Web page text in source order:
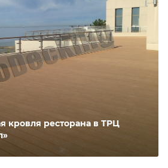
кровля ресторана в ТРЦ